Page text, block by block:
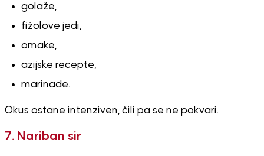
golaže,
fižolove jedi,
omake,
azijske recepte,
marinade.
Okus ostane intenziven, čili pa se ne pokvari.
7. Nariban sir